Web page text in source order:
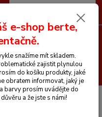
Hledat
0 Kč
granulované doplňkové
e-shop berte,
snažíme mít skladem.
zajistit plynulou
do košíku produkty, jaké
obratem informovat, jaký je
barvy prosím uvádějte do
a že jste s námi!